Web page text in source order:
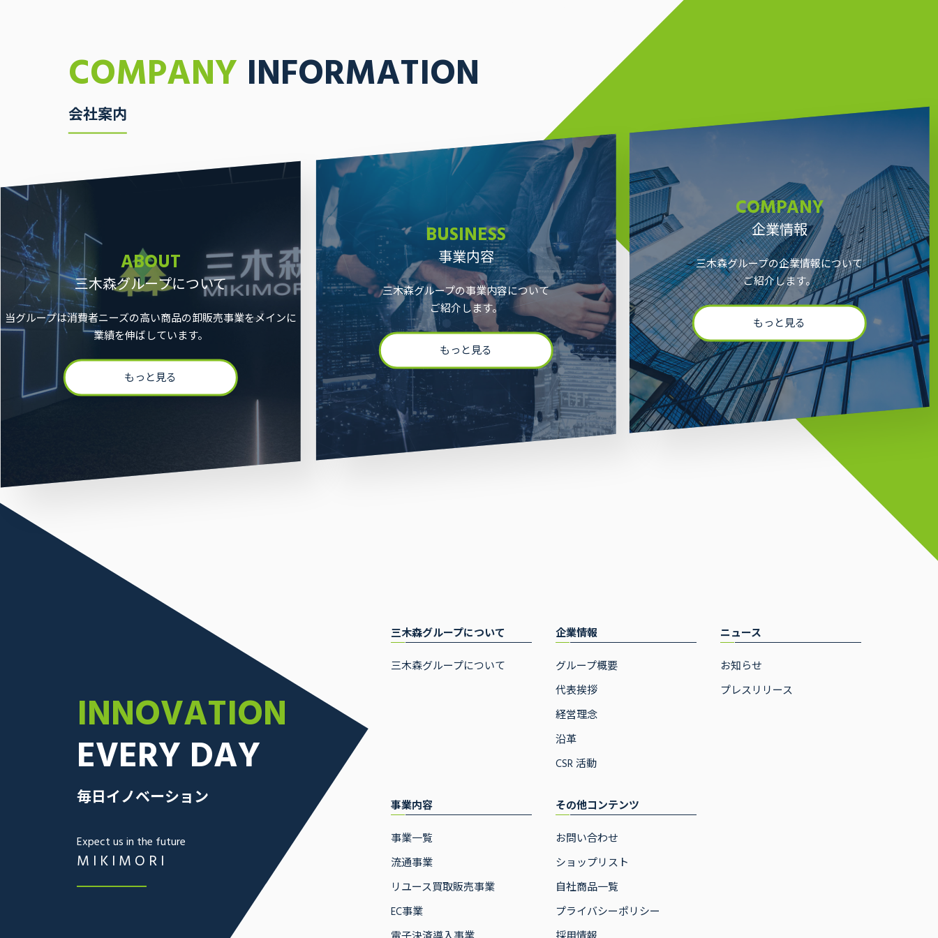
COMPANY INFORMATION
会社案内
ABOUT
三木森グループについて
当グループは消費者ニーズの高い商品の卸販売事業をメインに
業績を伸ばしています。
もっと見る
BUSINESS
事業内容
三木森グループの事業内容について
ご紹介します。
もっと見る
COMPANY
企業情報
三木森グループの企業情報について
ご紹介します。
もっと見る
INNOVATION
EVERY DAY
毎日イノベーション
Expect us in the future
MIKIMORI
三木森グループについて
三木森グループについて
企業情報
グループ概要
代表挨拶
経営理念
沿革
CSR 活動
ニュース
お知らせ
プレスリリース
事業内容
事業一覧
流通事業
リユース買取販売事業
EC事業
その他コンテンツ
お問い合わせ
ショップリスト
自社商品一覧
プライバシーポリシー